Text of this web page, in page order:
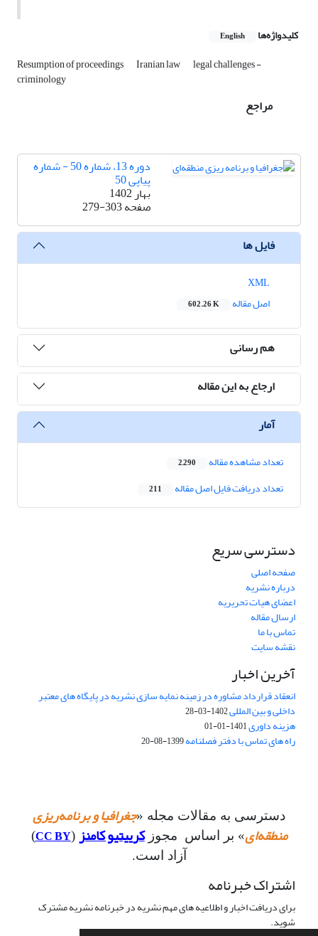
کلیدواژه‌ها English
Resumption of proceedings Iranian law legal challenges -
criminology
مراجع
دوره 13، شماره 50 - شماره
پیاپی 50
بهار 1402
صفحه279-303
فایل ها
اصل مقاله
602.26 K
هم رسانی
ارجاع به این مقاله
آمار
تعداد مشاهده مقاله 2,290
تعداد دریافت فایل اصل مقاله 211
دسترسی سریع
صفحه اصلی
درباره نشریه
اعضای هیات تحریریه
ارسال مقاله
تماس با ما
نقشه سایت
آخرین اخبار
انعقاد قرارداد مشاوره در زمینه نمایه سازی نشریه در پایگاه های معتبر
داخلی و بین المللی1402-03-28
هزینه داوری1401-01-01
راه های تماس با دفتر فصلنامه1399-08-20
دسترسی به مقالات مجله «جغرافیا و برنامه‌ریزی
منطقه‌ای» بر اساس مجوزکرییتیو کامنز (
CC BY
)
آزاد است.
اشتراک خبرنامه
برای دریافت اخبار و اطلاعیه های مهم نشریه در خبرنامه نشریه مشترک
شوید.